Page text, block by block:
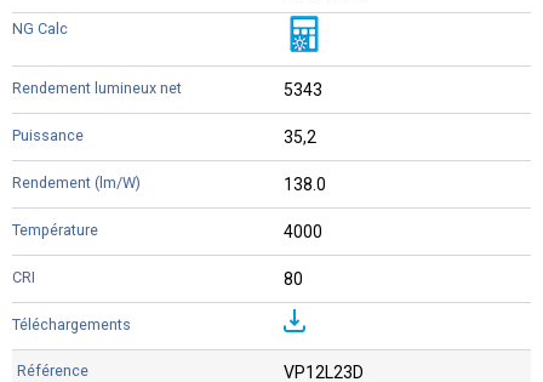
5343
35,2
138.0
4000
80
VP12L23D